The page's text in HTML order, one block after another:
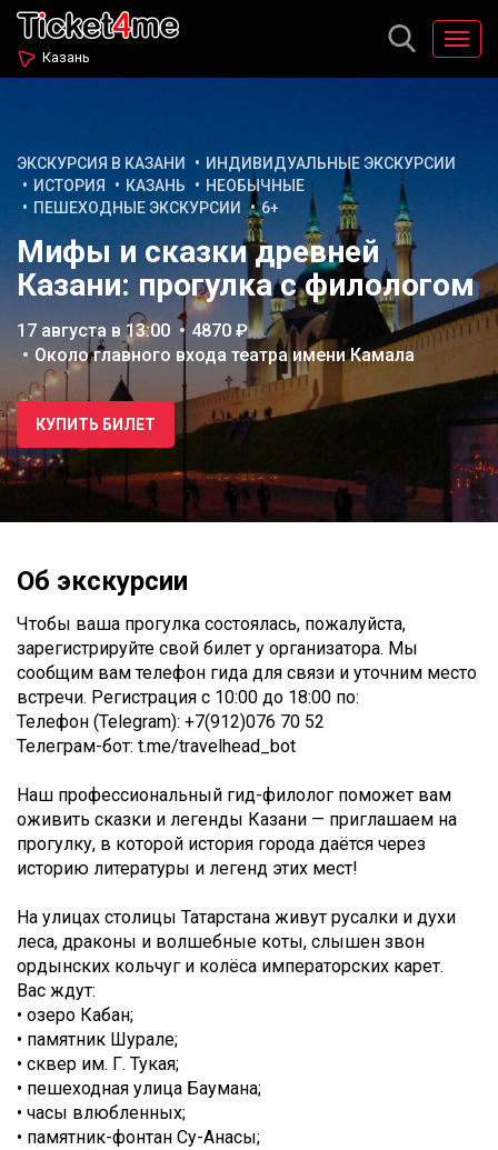
Казань
ЭКСКУРСИЯ В КАЗАНИ
ИНДИВИДУАЛЬНЫЕ ЭКСКУРСИИ
ИСТОРИЯ
КАЗАНЬ
НЕОБЫЧНЫЕ
ПЕШЕХОДНЫЕ ЭКСКУРСИИ
6+
Мифы и сказки древней
Казани: прогулка с филологом
17 августа в 13:00
4870 ₽
Около главного входа театра имени Камала
КУПИТЬ БИЛЕТ
Об экскурсии
Чтобы ваша прогулка состоялась, пожалуйста,
зарегистрируйте свой билет у организатора. Мы
сообщим вам телефон гида для связи и уточним место
встречи. Регистрация c 10:00 до 18:00 по:
Телефон (Telegram): +7(912)076 70 52
Телеграм-бот: t.me/travelhead_bot
Наш профессиональный гид-филолог поможет вам
оживить сказки и легенды Казани — приглашаем на
прогулку, в которой история города даётся через
историю литературы и легенд этих мест!
На улицах столицы Татарстана живут русалки и духи
леса, драконы и волшебные коты, слышен звон
ордынских кольчуг и колёса императорских карет.
Вас ждут:
• озеро Кабан;
• памятник Шурале;
• сквер им. Г. Тукая;
• пешеходная улица Баумана;
• часы влюбленных;
• памятник-фонтан Су-Анасы;